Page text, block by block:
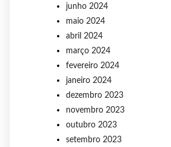
junho 2024
maio 2024
abril 2024
março 2024
fevereiro 2024
janeiro 2024
dezembro 2023
novembro 2023
outubro 2023
setembro 2023